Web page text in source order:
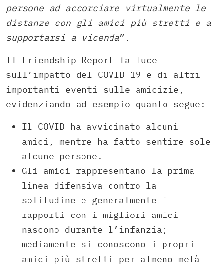
persone ad accorciare virtualmente le
distanze con gli amici più stretti e a
supportarsi a vicenda”.
Il Friendship Report fa luce
sull’impatto del COVID-19 e di altri
importanti eventi sulle amicizie,
evidenziando ad esempio quanto segue:
Il COVID ha avvicinato alcuni
amici, mentre ha fatto sentire sole
alcune persone.
Gli amici rappresentano la prima
linea difensiva contro la
solitudine e generalmente i
rapporti con i migliori amici
nascono durante l’infanzia;
mediamente si conoscono i propri
amici più stretti per almeno metà